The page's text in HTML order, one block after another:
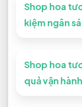
Shop hoa
kiệm ngân
Shop hoa
quả vận hành